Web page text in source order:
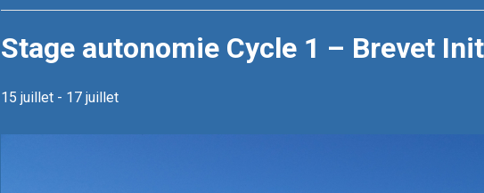
Stage autonomie Cycle 1 – Brevet
15 juillet - 17 juillet